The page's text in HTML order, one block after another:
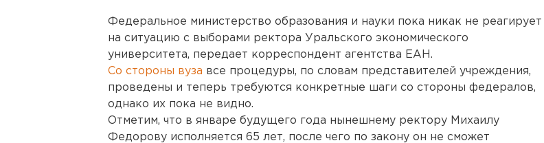
Федеральное министерство образования и науки пока никак не реагирует
на ситуацию с выборами ректора Уральского экономического
университета, передает корреспондент агентства ЕАН.
Со стороны вуза все процедуры, по словам представителей учреждения,
проведены и теперь требуются конкретные шаги со стороны федералов,
однако их пока не видно.
Отметим, что в январе будущего года нынешнему ректору Михаилу
Федорову исполняется 65 лет, после чего по закону он не сможет